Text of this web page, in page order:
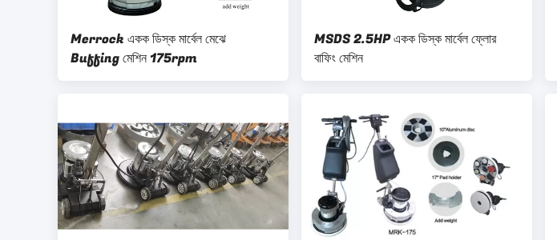
Merrock একক ডিস্ক মার্বেল মেঝে
Buffing মেশিন 175rpm
MSDS 2.5HP একক ডিস্ক মার্বেল ফ্লোর
বাফিং মেশিন